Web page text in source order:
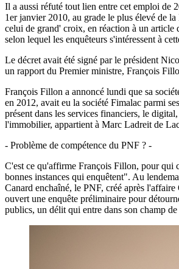
Il a aussi réfuté tout lien entre cet emploi de
1er janvier 2010, au grade le plus élevé de
celui de grand' croix, en réaction à un
selon lequel les enquêteurs s'intéressent à
Le décret avait été signé par le président
un rapport du Premier ministre, François
François Fillon a annoncé lundi que sa
en 2012, avait eu la société Fimalac parmi
présent dans les services financiers, le
l'immobilier, appartient à Marc Ladreit de
- Problème de compétence du PNF ? -
C'est ce qu'affirme François Fillon, pour qui
bonnes instances qui enquêtent". Au
Canard enchaîné, le PNF, créé après l'affaire
ouvert une enquête préliminaire pour
publics, un délit qui entre dans son champ de